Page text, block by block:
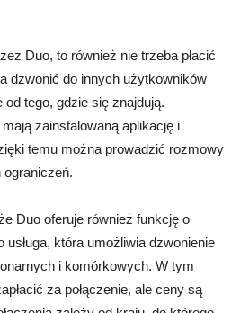
Duo, to również nie trzeba płacić
dzwonić do innych użytkowników
tego, gdzie się znajdują.
zainstalowaną aplikację i
temu można prowadzić rozmowy
ograniczeń.
Duo oferuje również funkcję o
usługa, która umożliwia dzwonienie
i komórkowych. W tym
za połączenie, ale ceny są